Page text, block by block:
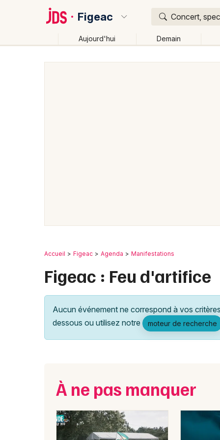
Figeac Concert,
Aujourd'hui Demain
Accueil Figeac Agenda Manifestations
Figeac : Feu d'artifice
Aucun événement ne correspond à vos
dessous ou utilisez notre
moteur de recherche
À ne pas manquer